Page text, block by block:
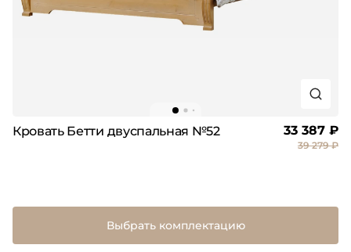
Кровать Бетти двуспальная №52 33 387 ₽
39 279 ₽
Выбрать комплектацию